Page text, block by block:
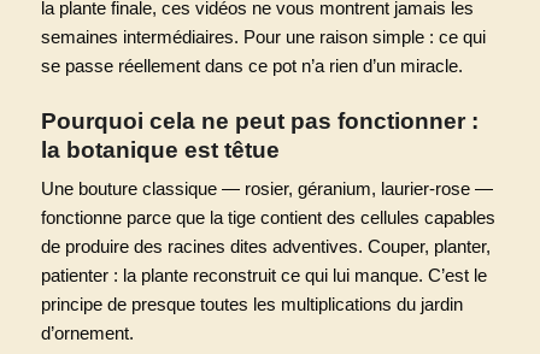
la plante finale, ces vidéos ne vous montrent jamais les
semaines intermédiaires. Pour une raison simple : ce qui
se passe réellement dans ce pot n’a rien d’un miracle.
Pourquoi cela ne peut pas fonctionner :
la botanique est têtue
Une bouture classique — rosier, géranium, laurier-rose —
fonctionne parce que la tige contient des cellules capables
de produire des racines dites adventives. Couper, planter,
patienter : la plante reconstruit ce qui lui manque. C’est le
principe de presque toutes les multiplications du jardin
d’ornement.